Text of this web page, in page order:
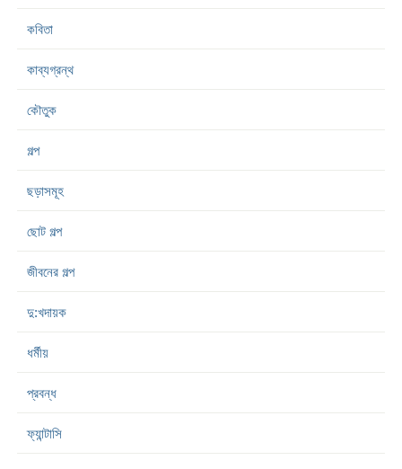
কবিতা
কাব্যগ্রন্থ
কৌতুক
গল্প
ছড়াসমূহ
ছোট গল্প
জীবনের গল্প
দু:খদায়ক
ধর্মীয়
প্রবন্ধ
ফ্যান্টাসি